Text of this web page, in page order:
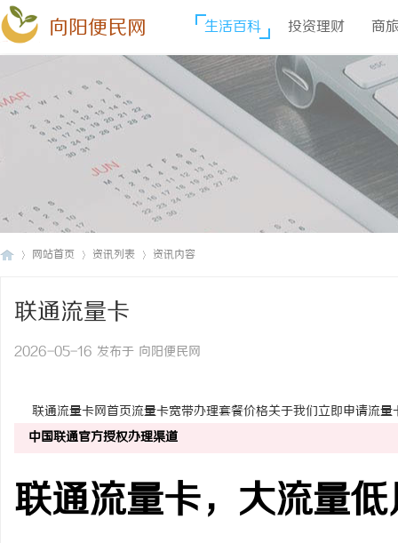
向阳便民网 生活百科 投资理财 商
网站首页 资讯列表 资讯内容
联通流量卡
2026-05-16 发布于 向阳便民网
联通流量卡网首页流量卡宽带办理套餐价格关于我们立即申请流量
中国联通官方授权办理渠道
联通流量卡，大流量低